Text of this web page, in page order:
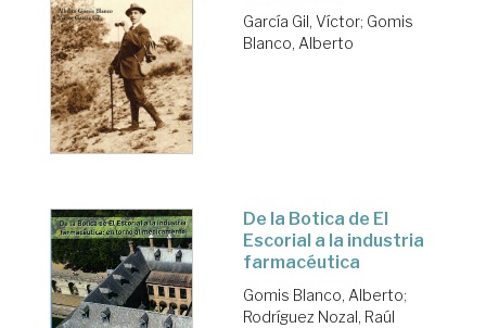
García Gil, Víctor; Gomis
Blanco, Alberto
De la Botica de El
Escorial a la industria
farmacéutica
Gomis Blanco, Alberto;
Rodríguez Nozal, Raúl